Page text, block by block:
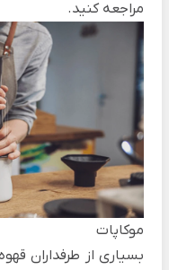
مراجعه کنید.
موکاپات
بسیاری از طرفداران